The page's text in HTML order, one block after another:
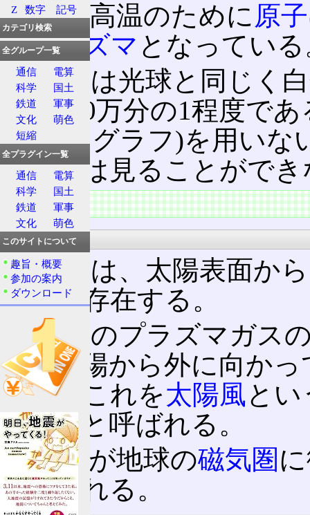
非常に高温のために原子
たプラズマ となってい
コロナは光球と同じく
球の100万分の1程度で
(コロナグラフ)を用いな
以外には見ることができ
特徴
太陽風
コロナは、太陽表面か
にまで存在する。
コロナのプラズマガス
と、太陽から外に向か
なる。これを太陽風と
臨界面 と呼ばれる。
太陽風が地球の磁気圏
観測される。
Z
数字 記号
カテゴリ検索
全グループ一覧
通信
電算
科学
国土
鉄道
軍事
文化
萌色
短縮
全プラグイン一覧
通信
電算
科学
国土
鉄道
軍事
文化
萌色
このサイトについて
趣旨・概要
参加の案内
ダウンロード